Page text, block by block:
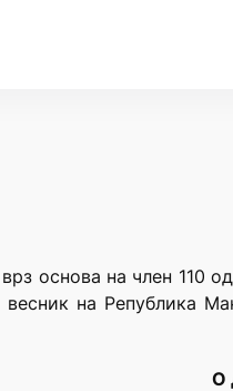
основа на член 110
на Република
О